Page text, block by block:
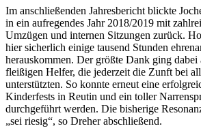
Im anschließenden Jahresbericht blickte
in ein aufregendes Jahr 2018/2019 mit
Umzügen und internen Sitzungen zurück.
hier sicherlich einige tausend Stunden
herauskommen. Der größte Dank ging dabei
fleißigen Helfer, die jederzeit die Zunft bei
unterstützten. So konnte erneut eine
Kinderfests in Reutin und ein toller
durchgeführt werden. Die bisherige
„sei riesig“, so Dreher abschließend.